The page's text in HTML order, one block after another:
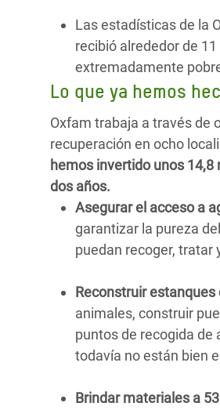
Las estadísticas de la
recibió alrededor de
extremadamente
Lo que ya hemos
Oxfam trabaja a través de
recuperación en ocho
hemos invertido unos
dos años.
Asegurar el acceso a
garantizar la pureza
puedan recoger, tratar
Reconstruir
animales, construir
puntos de recogida de
todavía no están bien
Brindar materiales a